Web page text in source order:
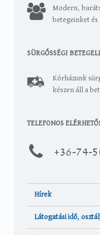
Modern,
betegeinket
SÜRGŐSSÉGI
Kórházunk
készen áll a
TELEFONOS
+36-74-
Hírek
Látogatási idő,